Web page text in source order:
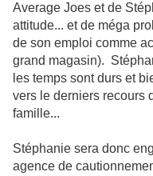
Average Joes et de
attitude... et de méga
de son emploi comme
grand magasin).
les temps sont durs et
vers le derniers recours
famille...
Stéphanie sera donc
agence de